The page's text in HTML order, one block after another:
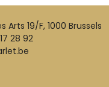
Arts 19/F, 1000 Brussels
28 92